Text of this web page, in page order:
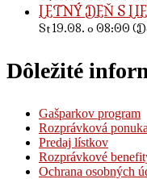
LETNÝ DEŇ S
St 19.08. o 08:00
Dôležité
Gašparkov program
Rozprávková ponuka
Predaj lístkov
Rozprávkové
Ochrana osobných